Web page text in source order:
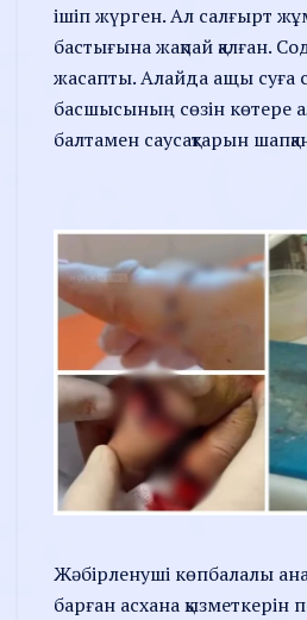
ішіп жүрген. Ал салғырт
бастығына жақпай қалған.
жасапты. Алайда ащы суға
басшысының сөзін көтере
балтамен саусақтарын
Жәбірленуші көпбалалы
барған асхана қызметкерін